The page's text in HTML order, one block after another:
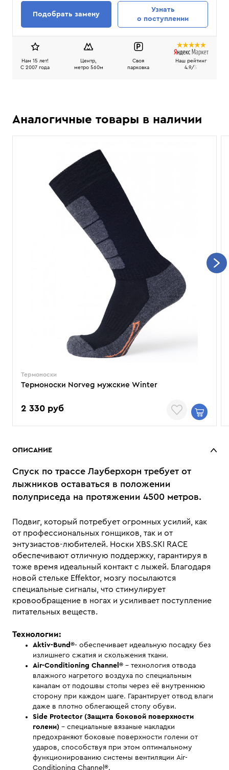
Подобрать замену
Узнать
о поступлении
Нам 15 лет!
C 2007 года
Центр,
метро 560м
Своя
парковка
Наш рейтинг
4.9/5
Аналогичные товары в наличии
Термоноски
Термоноски Norveg мужские Winter
2 330 руб
ОПИСАНИЕ
Спуск по трассе Лауберхорн требует от
лыжников оставаться в положении
полуприседа на протяжении 4500 метров.
Подвиг, который потребует огромных усилий, как
от профессиональных гонщиков, так и от
энтузиастов-любителей. Носки XBS.SKI RACE
обеспечивают отличную поддержку, гарантируя в
тоже время идеальный контакт с лыжей. Благодаря
новой стельке Effektor, мозгу посылаются
специальные сигналы, что стимулирует
кровообращение в ногах и усиливает поступление
питательных веществ.
Технологии:
Aktiv-Bund®- обеспечивает идеальную посадку без
излишнего сжатия и скольжения ткани.
Air-Conditioning Channel® - технология отвода
влажного нагретого воздуха по специальным
каналам от подошвы стопы через её внутреннюю
сторону при каждом шаге. Гарантирует отвод влаги
даже в плотно облегающей стопу обуви.
Side Protector (Защита боковой поверхности
голени) - специальные вязаные накладки
предохраняют боковые поверхности голени от
ударов, способствуя при этом оптимальному
функционированию системы вентиляции Air-
Conditioning Channel®.